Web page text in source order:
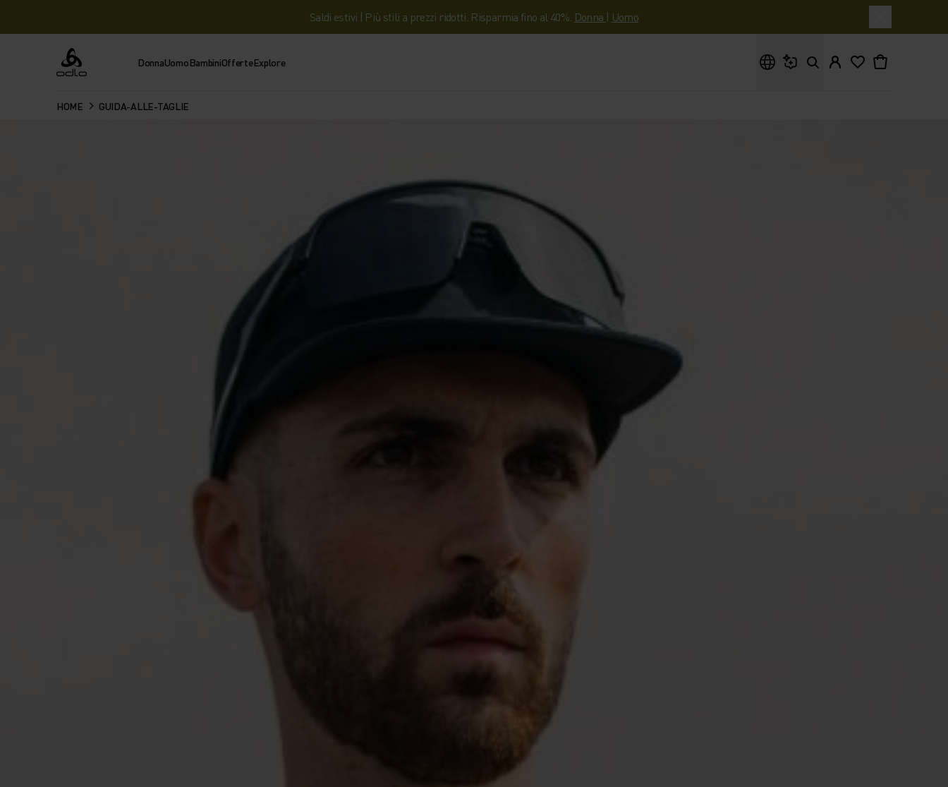
Saldi estivi | Più stili a prezzi ridotti. Risparmia fino al 40%. Donna | Uomo
Odlo DonnaUomoBambiniOfferteExplore
HOME GUIDA-ALLE-TAGLIE